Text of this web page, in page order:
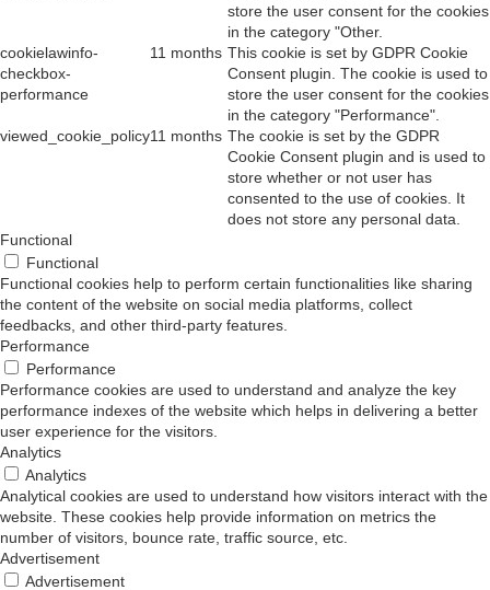
store the user consent for the cookies
in the category "Other.
cookielawinfo-
checkbox-
performance
11 months This cookie is set by GDPR Cookie
Consent plugin. The cookie is used to
store the user consent for the cookies
in the category "Performance".
viewed_cookie_policy11 months The cookie is set by the GDPR
Cookie Consent plugin and is used to
store whether or not user has
consented to the use of cookies. It
does not store any personal data.
Functional
Functional
Functional cookies help to perform certain functionalities like sharing
the content of the website on social media platforms, collect
feedbacks, and other third-party features.
Performance
Performance
Performance cookies are used to understand and analyze the key
performance indexes of the website which helps in delivering a better
user experience for the visitors.
Analytics
Analytics
Analytical cookies are used to understand how visitors interact with the
website. These cookies help provide information on metrics the
number of visitors, bounce rate, traffic source, etc.
Advertisement
Advertisement